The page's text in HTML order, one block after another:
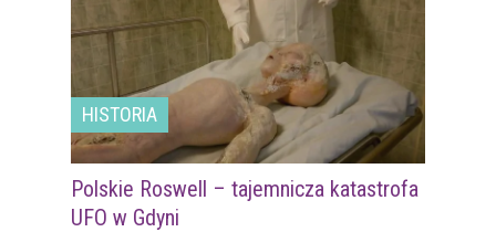
HISTORIA
Polskie Roswell – tajemnicza katastrofa
UFO w Gdyni